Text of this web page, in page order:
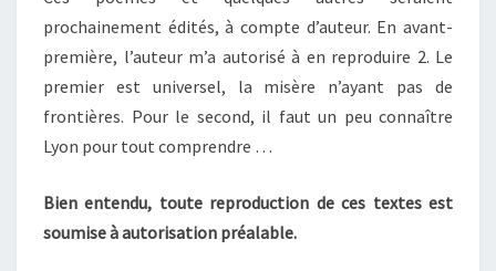
prochainement édités, à compte d’auteur. En avant-
première, l’auteur m’a autorisé à en reproduire 2. Le
premier est universel, la misère n’ayant pas de
frontières. Pour le second, il faut un peu connaître
Lyon pour tout comprendre …
Bien entendu, toute reproduction de ces textes est
soumise à autorisation préalable.